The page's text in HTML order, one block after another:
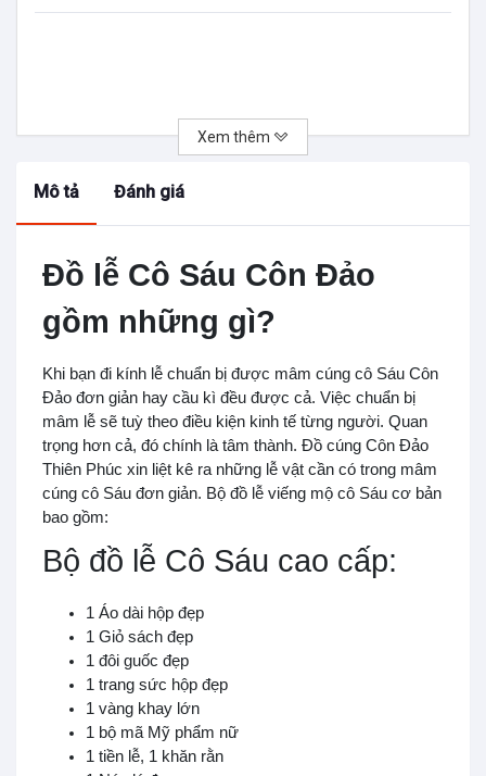
Xem thêm
Mô tả Đánh giá
Đồ lễ Cô Sáu Côn Đảo
gồm những gì?
Khi bạn đi kính lễ chuẩn bị được mâm cúng cô Sáu Côn
Đảo đơn giản hay cầu kì đều được cả. Việc chuẩn bị
mâm lễ sẽ tuỳ theo điều kiện kinh tế từng người. Quan
trọng hơn cả, đó chính là tâm thành. Đồ cúng Côn Đảo
Thiên Phúc xin liệt kê ra những lễ vật cần có trong mâm
cúng cô Sáu đơn giản. Bộ đồ lễ viếng mộ cô Sáu cơ bản
bao gồm:
Bộ đồ lễ Cô Sáu cao cấp:
1 Áo dài hộp đẹp
1 Giỏ sách đẹp
1 đôi guốc đẹp
1 trang sức hộp đẹp
1 vàng khay lớn
1 bộ mã Mỹ phẩm nữ
1 tiền lễ, 1 khăn rằn